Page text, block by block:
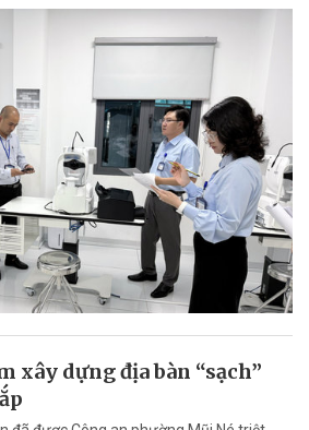
xây dựng địa bàn “sạch”